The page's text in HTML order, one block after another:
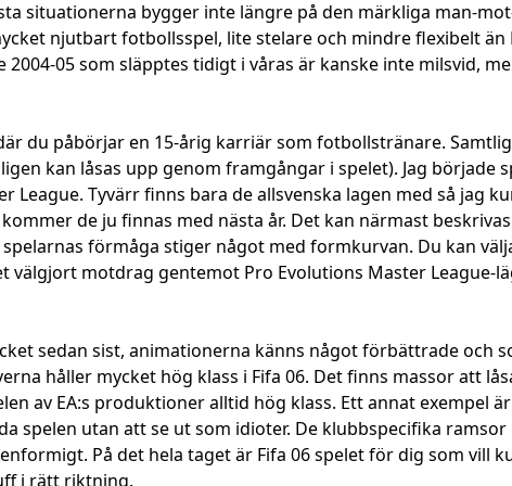
situationerna bygger inte längre på den märkliga man-
njutbart fotbollsspel, lite stelare och mindre flexibelt än
2004-05 som släpptes tidigt i våras är kanske inte milsvid,
du påbörjar en 15-årig karriär som fotbollstränare.
kan låsas upp genom framgångar i spelet). Jag började
Tyvärr finns bara de allsvenska lagen med så jag
de ju finnas med nästa år. Det kan närmast
förmåga stiger något med formkurvan. Du kan
motdrag gentemot Pro Evolutions Master League-
sedan sist, animationerna känns något förbättrade och
håller mycket hög klass i Fifa 06. Det finns massor att
av EA:s produktioner alltid hög klass. Ett annat exempel
spelen utan att se ut som idioter. De klubbspecifika
På det hela taget är Fifa 06 spelet för dig som vill
i rätt riktning.